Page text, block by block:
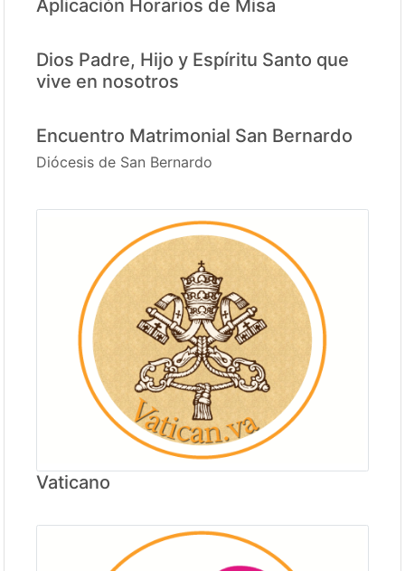
Aplicación Horarios de Misa
Dios Padre, Hijo y Espíritu Santo que
vive en nosotros
Encuentro Matrimonial San Bernardo
Diócesis de San Bernardo
Vaticano